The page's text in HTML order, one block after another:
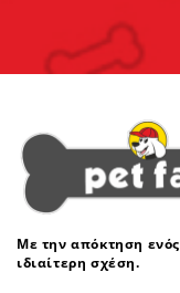
Με την απόκτηση ενός
ιδιαίτερη σχέση.